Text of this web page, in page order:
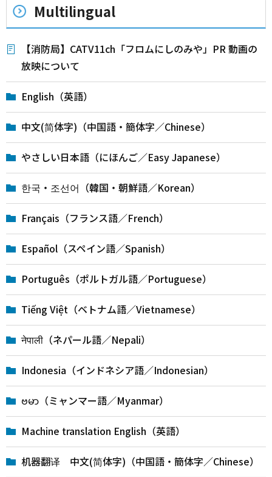
Multilingual
【消防局】CATV11ch「フロムにしのみや」PR 動画の
放映について
English（英語）
中文(简体字)（中国語・簡体字／Chinese）
やさしい日本語（にほんご／Easy Japanese）
한국・조선어（韓国・朝鮮語／Korean）
Français（フランス語／French）
Español（スペイン語／Spanish）
Português（ポルトガル語／Portuguese）
Tiếng Việt（ベトナム語／Vietnamese）
नेपाली（ネパール語／Nepali）
Indonesia（インドネシア語／Indonesian）
ဗမာ（ミャンマー語／Myanmar）
Machine translation English（英語）
机器翻译 中文(简体字)（中国語・簡体字／Chinese）